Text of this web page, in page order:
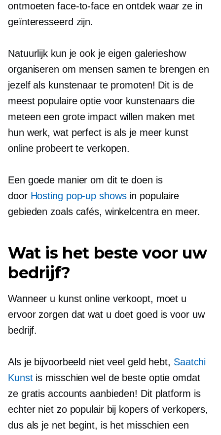
ontmoetenface-to-faceen ontdek waar ze in
geïnteresseerd zijn.
Natuurlijk kun je ook je eigen galerieshow
organiseren om mensen samen te brengen en
jezelf als kunstenaar te promoten! Dit is de
meest populaire optie voor kunstenaars die
meteen een grote impact willen maken met
hun werk, wat perfect is als je meer kunst
online probeert te verkopen.
Een goede manier om dit te doen is
door Hosting pop-up showsin populaire
gebieden zoals cafés, winkelcentra en meer.
Wat is het beste voor uw
bedrijf?
Wanneer u kunst online verkoopt, moet u
ervoor zorgen dat wat u doet goed is voor uw
bedrijf.
Als je bijvoorbeeld niet veel geld hebt, Saatchi
Kunstis misschien wel de beste optie omdat
ze gratis accounts aanbieden! Dit platform is
echter niet zo populair bij kopers of verkopers,
dus als je net begint, is het misschien een